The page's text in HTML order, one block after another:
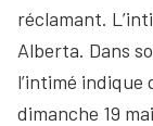
réclamant.
Alberta. Dans
l’intimé indique
dimanche 19